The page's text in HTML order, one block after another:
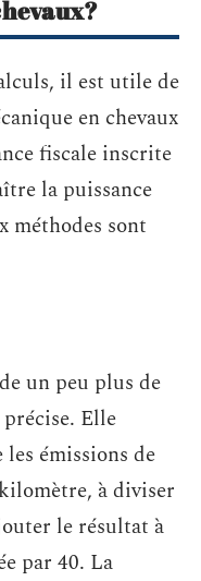
il est utile de
en chevaux
fiscale inscrite
la puissance
méthodes sont
un peu plus de
Elle
émissions de
à diviser
le résultat à
par 40. La